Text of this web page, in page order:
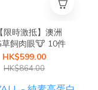
限時激抵】澳洲
草飼肉眼🐮 10件
HK$599.00
HK$864.00